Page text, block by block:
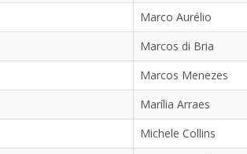
Marco Aurélio
Marcos di Bria
Marcos Menezes
Marília Arraes
Michele Collins